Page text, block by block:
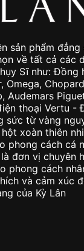
sản phẩm
về tất cả các
Sĩ như: Đồng
Omega,
Audemars
thoại Vertu -
sức từ vàng
xoàn thiên
phong cách cá
đơn vị chuyên
phong cách
và cảm xúc
của Kỳ Lân